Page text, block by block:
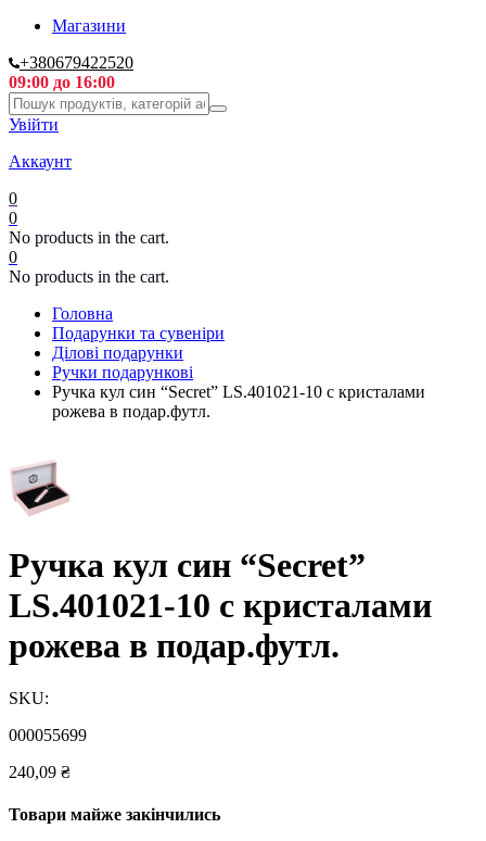
Магазини
+380679422520
09:00 до 16:00
Увійти
Аккаунт
0
0
No products in the cart.
0
No products in the cart.
Головна
Подарунки та сувеніри
Ділові подарунки
Ручки подарункові
Ручка кул син “Secret” LS.401021-10 с кристалами
рожева в подар.футл.
Ручка кул син “Secret”
LS.401021-10 с кристалами
рожева в подар.футл.
SKU:
000055699
240,09 ₴
Товари майже закінчились